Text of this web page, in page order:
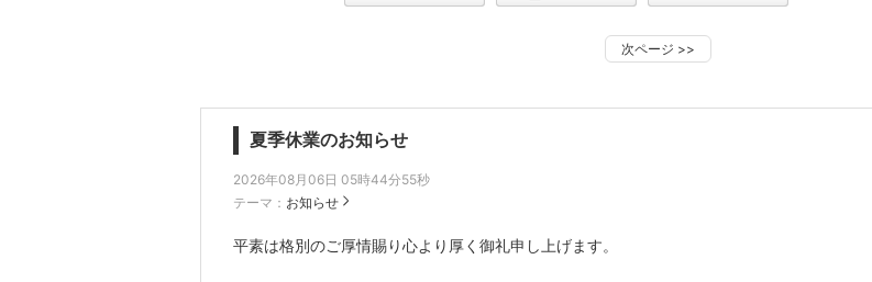
次ページ >>
夏季休業のお知らせ
2026年08月06日 05時44分55秒
テーマ： お知らせ
平素は格別のご厚情賜り心より厚く御礼申し上げます。